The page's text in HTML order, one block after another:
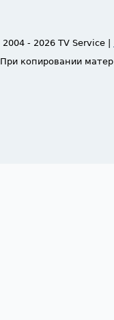
2004 - 2026 TV Service |
При копировании